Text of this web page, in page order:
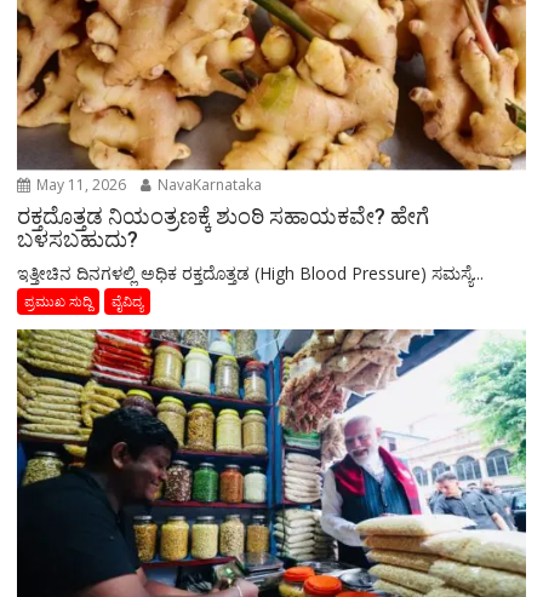
May 11, 2026 NavaKarnataka
ರಕ್ತದೊತ್ತಡ ನಿಯಂತ್ರಣಕ್ಕೆ ಶುಂಠಿ ಸಹಾಯಕವೇ? ಹೇಗೆ
ಬಳಸಬಹುದು?
ಇತ್ತೀಚಿನ ದಿನಗಳಲ್ಲಿ ಅಧಿಕ ರಕ್ತದೊತ್ತಡ (High Blood Pressure) ಸಮಸ್ಯೆ...
ಪ್ರಮುಖ ಸುದ್ದಿ ವೈವಿದ್ಯ